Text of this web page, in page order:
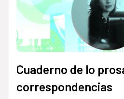
Cuaderno de lo
correspondencias